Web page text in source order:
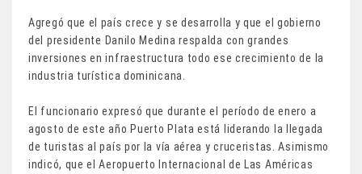
Agregó que el país crece y se desarrolla y que el gobierno
del presidente Danilo Medina respalda con grandes
inversiones en infraestructura todo ese crecimiento de la
industria turística dominicana.
El funcionario expresó que durante el período de enero a
agosto de este año Puerto Plata está liderando la llegada
de turistas al país por la vía aérea y cruceristas. Asimismo
indicó, que el Aeropuerto Internacional de Las Américas